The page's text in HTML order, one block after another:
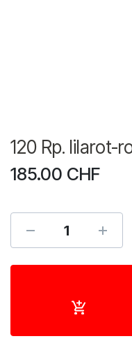
120 Rp. lilarot-
185.00 CHF